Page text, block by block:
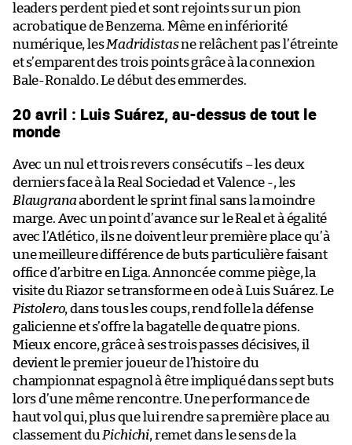
leaders perdent pied et sont rejoints sur un pion
acrobatique de Benzema. Même en infériorité
numérique, lesMadridistasne relâchent pas l’étreinte
et s’emparent des trois points grâce à la connexion
Bale-Ronaldo. Le début des emmerdes.
20 avril : Luis Suárez, au-dessus de tout le
monde
Avec un nul et trois revers consécutifs – les deux
derniers face à la Real Sociedad et Valence -, les
Blaugranaabordent le sprint final sans la moindre
marge. Avec un point d’avance sur le Real et à égalité
avec l’Atlético, ils ne doivent leur première place qu’à
une meilleure différence de buts particulière faisant
office d’arbitre en Liga. Annoncée comme piège, la
visite du Riazor se transforme en ode à Luis Suárez. Le
Pistolero, dans tous les coups, rend folle la défense
galicienne et s’offre la bagatelle de quatre pions.
Mieux encore, grâce à ses trois passes décisives, il
devient le premier joueur de l’histoire du
championnat espagnol à être impliqué dans sept buts
lors d’une même rencontre. Une performance de
haut vol qui, plus que lui rendre sa première place au
classement du Pichichi, remet dans le sens de la